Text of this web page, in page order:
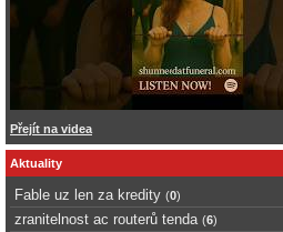
Přejít na videa
Aktuality
Fable uz len za kredity (0)
zranitelnost ac routerů tenda (6)